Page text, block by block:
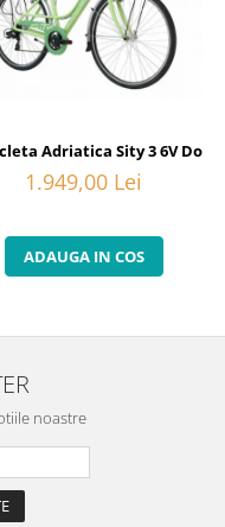
Nexus 3 - 24'' - Alb/Negru-
Adriatica Sity 3 6V
1.949,00 Lei
ADAUGA IN COS
noastre